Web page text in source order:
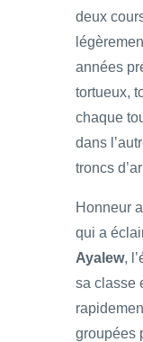
deux
années
tortueux,
chaque
dans
troncs
Honneur
qui a
Ayalew,
sa classe
groupées